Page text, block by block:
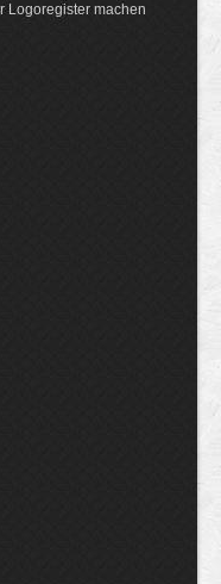
Logo­register machen